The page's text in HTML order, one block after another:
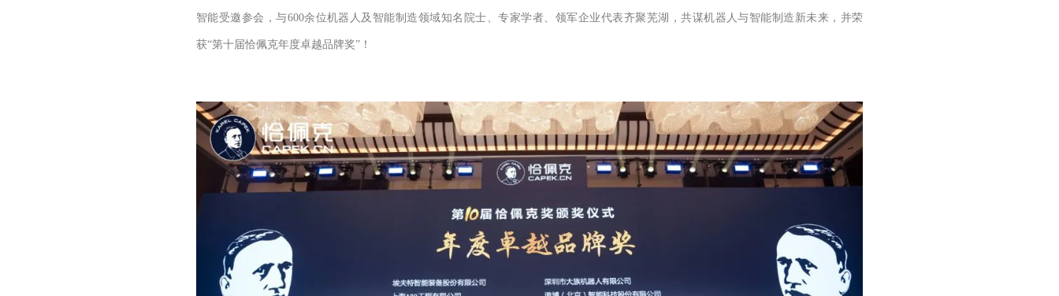
智能受邀参会，与600余位机器人及智能制造领域知名院士、专家学者、领军企业代表齐聚芜湖，共谋机器人与智能制造新未来，并荣
获“第十届恰佩克年度卓越品牌奖”！